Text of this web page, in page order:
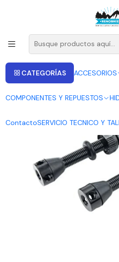
CATEGORÍAS ACCESORIOS
COMPONENTES Y REPUESTOS
ContactoSERVICIO TECNICO Y
ENVIOS A LAS RECIONES V - IV
JUEGO VALVULAS 44mm